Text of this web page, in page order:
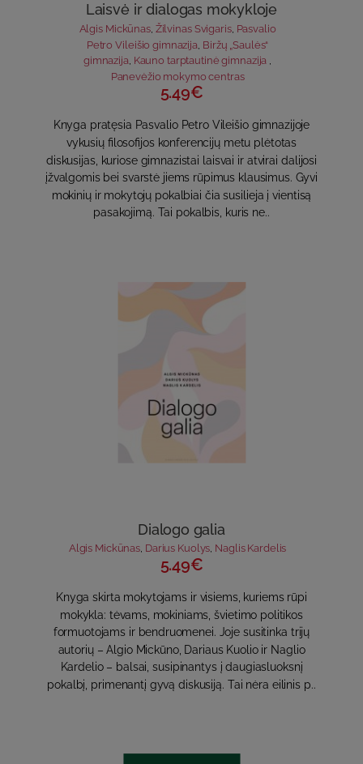
Laisvė ir dialogas mokykloje
Algis Mickūnas, Žilvinas Svigaris, Pasvalio
Petro Vileišio gimnazija Biržų „Saulės“
gimnazija, Kauno tarptautinė gimnazija ,
Panevėžio mokymo centras
5.49€
Knyga pratęsia Pasvalio Petro Vileišio gimnazijoje
vykusių filosofijos konferencijų metu plėtotas
diskusijas, kuriose gimnazistai laisvai ir atvirai dalijosi
įžvalgomis bei svarstė jiems rūpimus klausimus. Gyvi
mokinių ir mokytojų pokalbiai čia susilieja į vientisą
pasakojimą. Tai pokalbis, kuris ne..
Dialogo galia
Algis Mickūnas, Darius Kuolys, Naglis Kardelis
5.49€
Knyga skirta mokytojams ir visiems, kuriems rūpi
mokykla: tėvams, mokiniams, švietimo politikos
formuotojams ir bendruomenei. Joje susitinka trijų
autorių – Algio Mickūno, Dariaus Kuolio ir Naglio
Kardelio – balsai, susipinantys į daugiasluoksnį
pokalbį, primenantį gyvą diskusiją. Tai nėra eilinis p..